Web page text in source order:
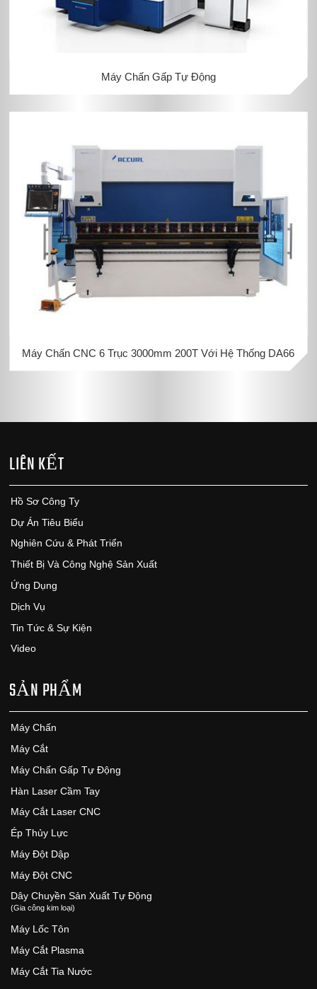
Máy Chấn Gấp Tự Động
Máy Chấn CNC 6 Trục 3000mm 200T Với Hệ Thống DA66
LIÊN KẾT
Hồ Sơ Công Ty
Dự Án Tiêu Biểu
Nghiên Cứu & Phát Triển
Thiết Bị Và Công Nghệ Sản Xuất
Ứng Dụng
Dịch Vụ
Tin Tức & Sự Kiện
Video
SẢN PHẨM
Máy Chấn
Máy Cắt
Máy Chấn Gấp Tự Động
Hàn Laser Cầm Tay
Máy Cắt Laser CNC
Ép Thủy Lực
Máy Đột Dập
Máy Đột CNC
Dây Chuyền Sản Xuất Tự Động
(Gia công kim loại)
Máy Lốc Tôn
Máy Cắt Plasma
Máy Cắt Tia Nước